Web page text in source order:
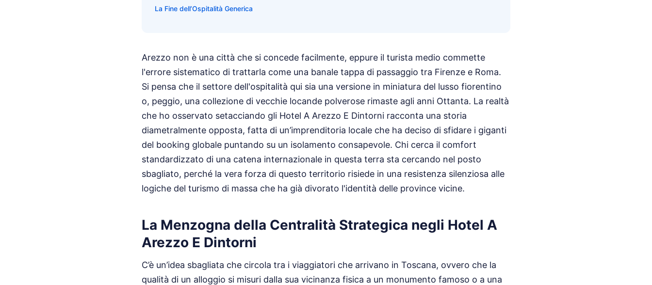
La Fine dell’Ospitalità Generica
Arezzo non è una città che si concede facilmente, eppure il turista medio commette
l'errore sistematico di trattarla come una banale tappa di passaggio tra Firenze e Roma.
Si pensa che il settore dell'ospitalità qui sia una versione in miniatura del lusso fiorentino
o, peggio, una collezione di vecchie locande polverose rimaste agli anni Ottanta. La realtà
che ho osservato setacciando gli Hotel A Arezzo E Dintorni racconta una storia
diametralmente opposta, fatta di un’imprenditoria locale che ha deciso di sfidare i giganti
del booking globale puntando su un isolamento consapevole. Chi cerca il comfort
standardizzato di una catena internazionale in questa terra sta cercando nel posto
sbagliato, perché la vera forza di questo territorio risiede in una resistenza silenziosa alle
logiche del turismo di massa che ha già divorato l'identità delle province vicine.
La Menzogna della Centralità Strategica negli Hotel A
Arezzo E Dintorni
C’è un’idea sbagliata che circola tra i viaggiatori che arrivano in Toscana, ovvero che la
qualità di un alloggio si misuri dalla sua vicinanza fisica a un monumento famoso o a una